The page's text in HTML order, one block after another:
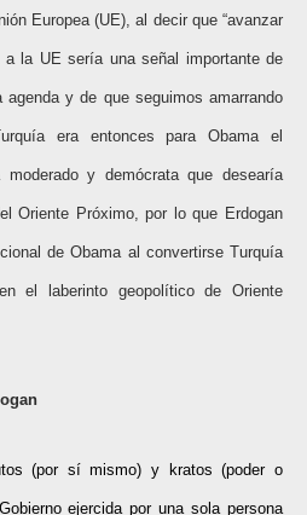
Europea (UE), al decir que “avanzar
la UE sería una señal importante de
y de que seguimos amarrando
era entonces para Obama el
y demócrata que desearía
Oriente Próximo, por lo que Erdogan
de Obama al convertirse Turquía
el laberinto geopolítico de Oriente
(por sí mismo) y kratos (poder o
ejercida por una sola persona